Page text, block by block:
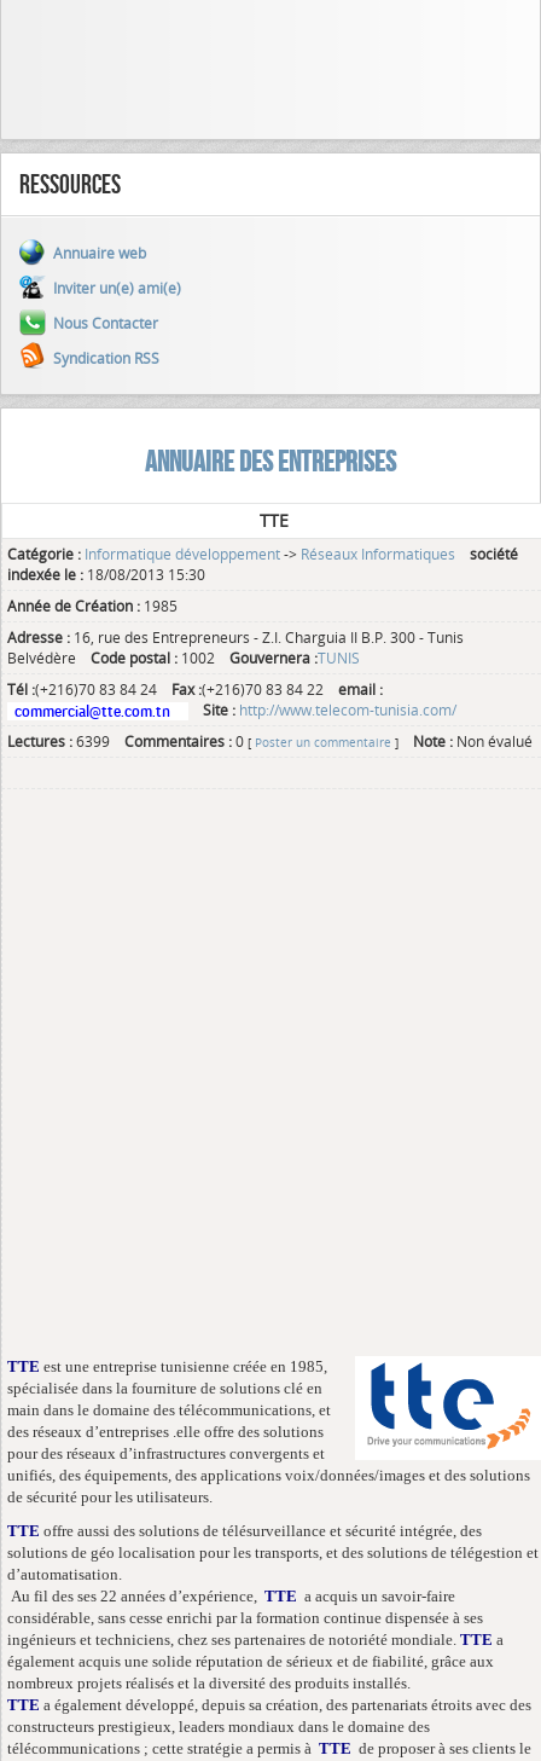
Ressources
Annuaire web
Inviter un(e) ami(e)
Nous Contacter
Syndication RSS
ANNUAIRE DES ENTREPRISES
TTE
Catégorie : Informatique développement-> Réseaux Informatiques
société
indexée le : 18/08/2013 15:30
Année de Création : 1985
Adresse : 16, rue des Entrepreneurs - Z.I. Charguia II B.P. 300 - Tunis
Belvédère
Code postal : 1002 Gouvernera :TUNIS
Tél :(+216)70 83 84 24 Fax :(+216)70 83 84 22
email :
Site : http://www.telecom-tunisia.com/
Lectures :6399 Commentaires :0 [ Poster un commentaire ] Note : Non évalué
TTE est une entreprise tunisienne créée en 1985,
spécialisée dans la fourniture de solutions clé en
main dans le domaine des télécommunications, et
des réseaux d’entreprises .elle offre des solutions
pour des réseaux d’infrastructures convergents et
unifiés, des équipements, des applications voix/données/images et des solutions
de sécurité pour les utilisateurs.
TTE offre aussi des solutions de télésurveillance et sécurité intégrée, des
solutions de géo localisation pour les transports, et des solutions de télégestion et
d’automatisation.
Au fil des ses 22 années d’expérience, TTE a acquis un savoir-faire
considérable, sans cesse enrichi par la formation continue dispensée à ses
ingénieurs et techniciens, chez ses partenaires de notoriété mondiale. TTE a
également acquis une solide réputation de sérieux et de fiabilité, grâce aux
nombreux projets réalisés et la diversité des produits installés.
TTE a également développé, depuis sa création, des partenariats étroits avec des
constructeurs prestigieux, leaders mondiaux dans le domaine des
télécommunications ; cette stratégie a permis à TTE de proposer à ses clients le